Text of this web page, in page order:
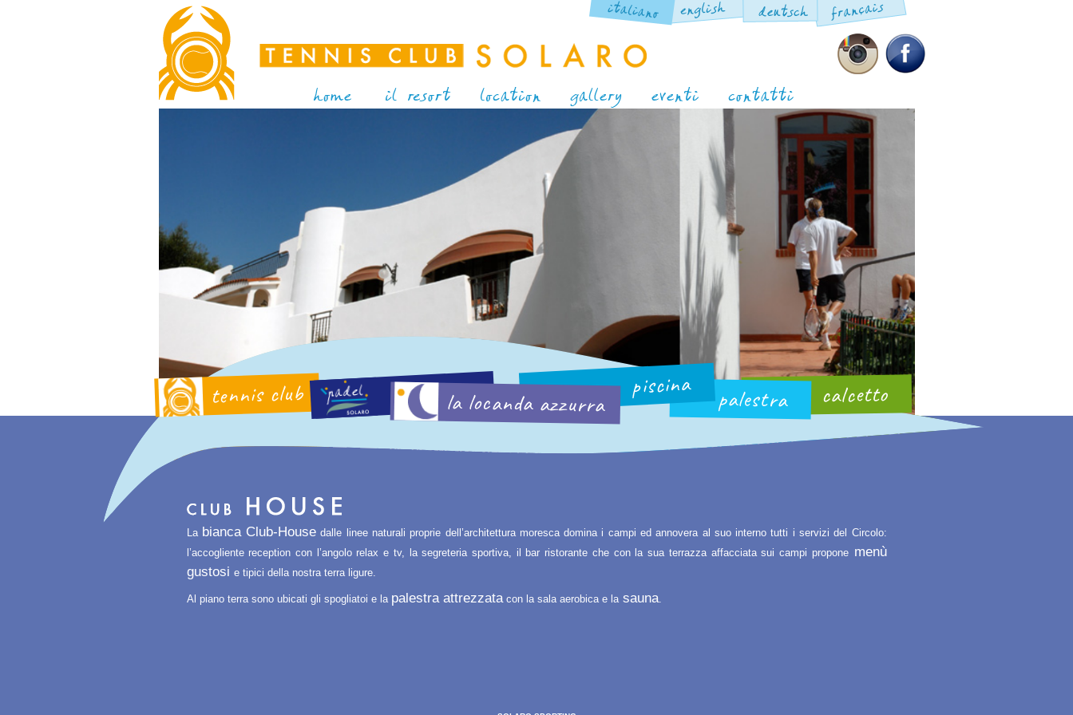
tennis club la locanda azzurra
piscina palestra calcetto
La bianca Club-House dalle linee naturali proprie dell’architettura moresca domina i campi ed annovera al suo interno tutti i servizi del Circolo:
l’accogliente reception con l’angolo relax e tv, la segreteria sportiva, il bar ristorante che con la sua terrazza affacciata sui campi proponemenù
gustosi e tipici della nostra terra ligure.
Al piano terra sono ubicati gli spogliatoi e la palestra attrezzatacon la sala aerobica e lasauna.